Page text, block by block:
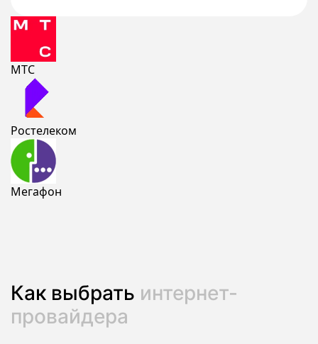
МТС
Ростелеком
Мегафон
Как выбрать интернет-
провайдера